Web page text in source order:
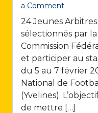
a Comment
24 Jeunes
sélectionnés par
Commission
et participer au
du 5 au 7 février
National de
(Yvelines).
de mettre […]